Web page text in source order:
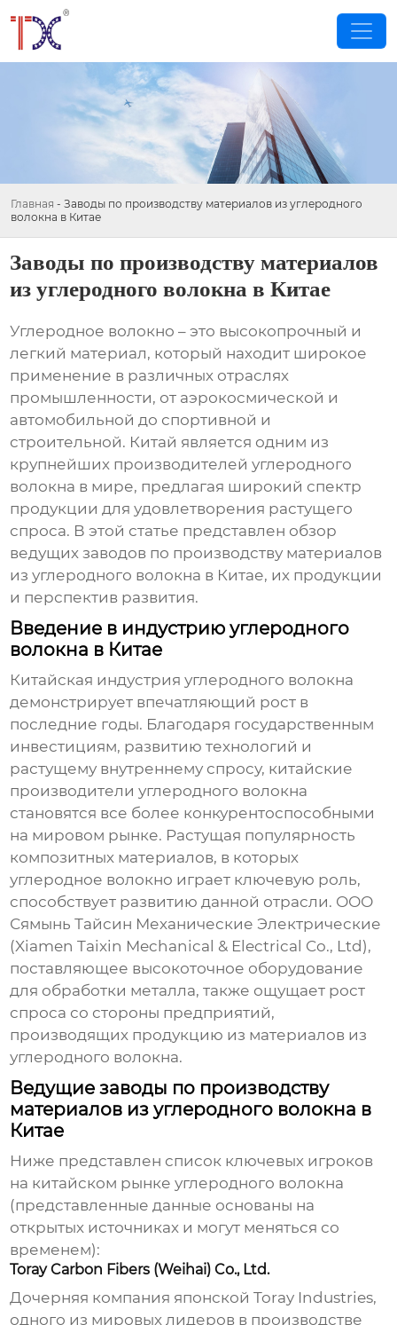
Главная - Заводы по производству материалов из углеродного
волокна в Китае
Заводы по производству материалов
из углеродного волокна в Китае
Углеродное волокно – это высокопрочный и
легкий материал, который находит широкое
применение в различных отраслях
промышленности, от аэрокосмической и
автомобильной до спортивной и
строительной. Китай является одним из
крупнейших производителей углеродного
волокна в мире, предлагая широкий спектр
продукции для удовлетворения растущего
спроса. В этой статье представлен обзор
ведущихзаводов по производству материалов
из углеродного волокна в Китае, их продукции
и перспектив развития.
Введение в индустрию углеродного
волокна в Китае
Китайская индустрия углеродного волокна
демонстрирует впечатляющий рост в
последние годы. Благодаря государственным
инвестициям, развитию технологий и
растущему внутреннему спросу, китайские
производители углеродного волокна
становятся все более конкурентоспособными
на мировом рынке. Растущая популярность
композитных материалов, в которых
углеродное волокно играет ключевую роль,
способствует развитию данной отрасли. ООО
Сямынь Тайсин Механические Электрические
(Xiamen Taixin Mechanical & Electrical Co., Ltd),
поставляющее высокоточное оборудование
для обработки металла, также ощущает рост
спроса со стороны предприятий,
производящих продукцию из материалов из
углеродного волокна.
Ведущие заводы по производству
материалов из углеродного волокна в
Китае
Ниже представлен список ключевых игроков
на китайском рынке углеродного волокна
(представленные данные основаны на
открытых источниках и могут меняться со
временем):
Toray Carbon Fibers (Weihai) Co., Ltd.
Дочерняя компания японской Toray Industries,
одного из мировых лидеров в производстве